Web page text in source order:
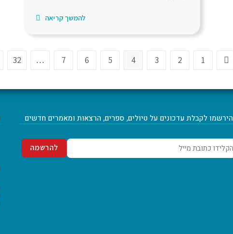
להמשך קריאה
1
2
3
4
5
6
7
…
32
הירשמו לקבלת עדכונים על טיולים, ספרים, הרצאות ומאמרים חדשים